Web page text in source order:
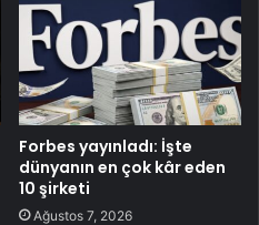
Forbes yayınladı: İşte
dünyanın en çok kâr eden
10 şirketi
Ağustos 7, 2026